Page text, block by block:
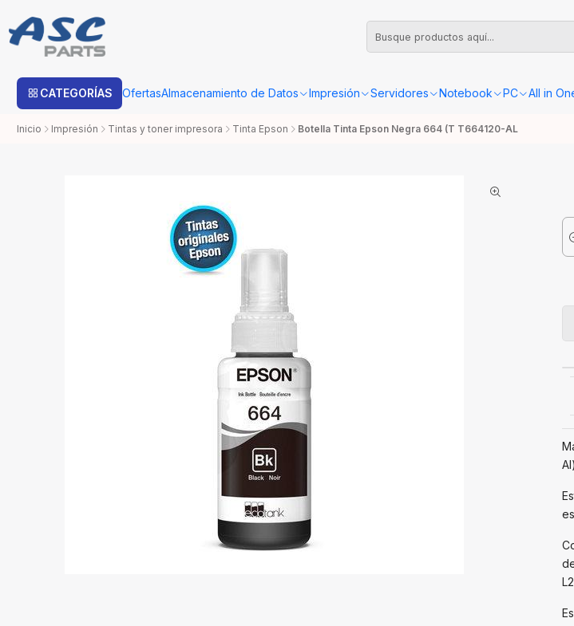
CATEGORÍAS OfertasAlmacenamiento de Datos Impresión Servidores Notebook PC All in
Estimado cliente: Una vez su compra sea procesada con Boleta o Factura, la confirmación de retiro o
Inicio Impresión Tintas y toner impresora Tinta Epson Botella Tinta Epson Negra 664 (T T664120-AL